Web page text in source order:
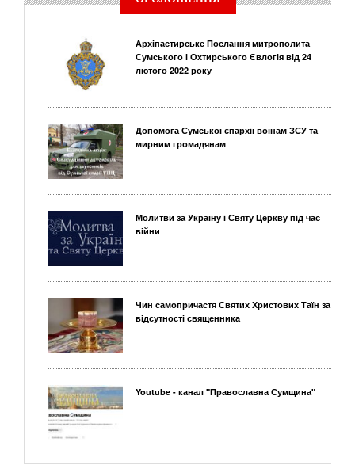
Архіпастирське Послання митрополита
Сумського і Охтирського Євлогія від 24
лютого 2022 року
Допомога Сумської єпархії воїнам ЗСУ та
мирним громадянам
Молитви за Україну і Святу Церкву під час
війни
Чин самопричастя Святих Христових Таїн за
відсутності священника
Youtube - канал "Православна Сумщина"